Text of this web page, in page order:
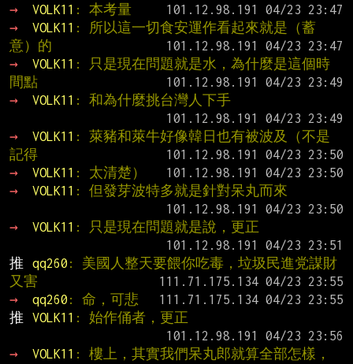
→
VOLK11 : 本考量
→
VOLK11 : 所以這一切食安運作看起來就是（蓄
意）的
→
VOLK11 : 只是現在問題就是水，為什麼是這個時
間點
→
VOLK11 : 和為什麼挑台灣人下手
→
VOLK11 : 萊豬和萊牛好像韓日也有被波及（不是
記得
→
VOLK11 : 太清楚）
→
VOLK11 : 但發芽波特多就是針對呆丸而來
→
VOLK11 : 只是現在問題就是說，更正
推
qq260 : 美國人整天要餵你吃毒，垃圾民進党謀財
又害
→
qq260 : 命，可悲
推
VOLK11 : 始作俑者，更正
→
VOLK11 : 樓上，其實我們呆丸郎就算全部怎樣，